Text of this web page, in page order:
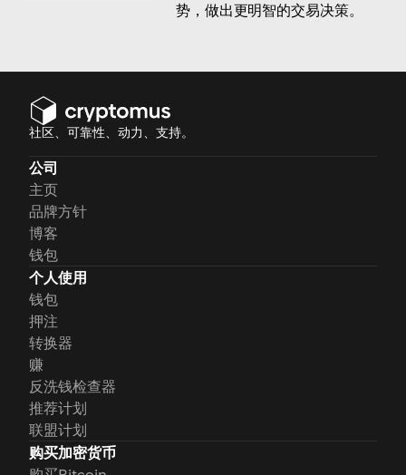
势，做出更明智的交易决策。
社区、可靠性、动力、支持。
公司
主页
品牌方针
博客
钱包
个人使用
钱包
押注
转换器
赚
反洗钱检查器
推荐计划
联盟计划
购买加密货币